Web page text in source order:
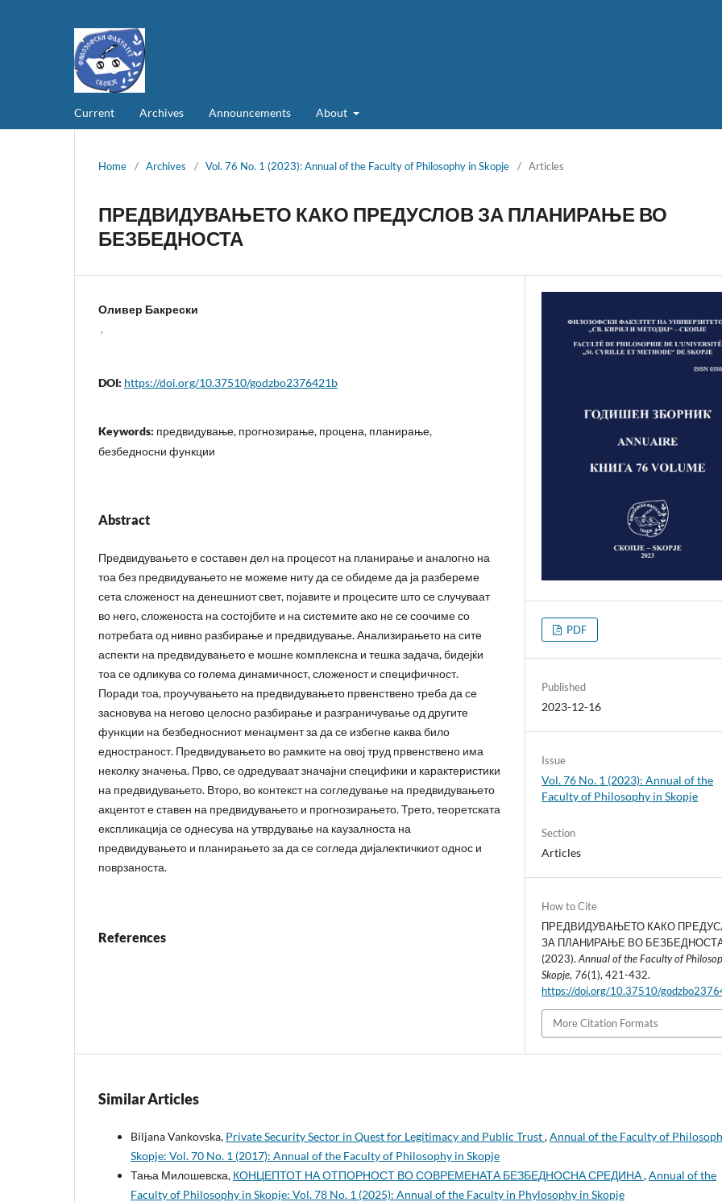
Current Archives Announcements About
Home / Archives / Vol. 76 No. 1 (2023): Annual of the Faculty of Philosophy in Skopje / Articles
ПРЕДВИДУВАЊЕТО КАКО ПРЕДУСЛОВ ЗА ПЛАНИРАЊЕ ВО
БЕЗБЕДНОСТА
Оливер Бакрески
,
DOI: https://doi.org/10.37510/godzbo2376421b
Keywords: предвидување, прогнозирање, процена, планирање,
безбедносни функции
Abstract
Предвидувањето е составен дел на процесот на планирање и аналогно на
тоа без предвидувањето не можеме ниту да се обидеме да ја разбереме
сета сложеност на денешниот свет, појавите и процесите што се случуваат
во него, сложеноста на состојбите и на системите ако не се соочиме со
потребата од нивно разбирање и предвидување. Анализирањето на сите
аспекти на предвидувањето е мошне комплексна и тешка задача, бидејќи
тоа се одликува со голема динамичност, сложеност и специфичност.
Поради тоа, проучувањето на предвидувањето првенствено треба да се
засновува на негово целосно разбирање и разграничување од другите
функции на безбедносниот менаџмент за да се избегне каква било
едностраност. Предвидувањето во рамките на овој труд првенствено има
неколку значења. Прво, се одредуваат значајни специфики и карактеристики
на предвидувањето. Второ, во контекст на согледување на предвидувањето
акцентот е ставен на предвидувањето и прогнозирањето. Трето, теоретската
експликација се однесува на утврдување на каузалноста на
предвидувањето и планирањето за да се согледа дијалектичкиот однос и
поврзаноста.
References
PDF
Published
2023-12-16
Issue
Vol. 76 No. 1 (2023): Annual of the
Faculty of Philosophy in Skopje
Section
Articles
How to Cite
ПРЕДВИДУВАЊЕТО КАКО
ЗА ПЛАНИРАЊЕ ВО
(2023).Annual of the Faculty of
Skopje, 76(1), 421-432.
https://doi.org/10.37510/
More Citation Formats
Similar Articles
Biljana Vankovska, Private Security Sector in Quest for Legitimacy and Public Trust,Annual of the Faculty of
Skopje: Vol. 70 No. 1 (2017): Annual of the Faculty of Philosophy in Skopje
Тања Милошевска, КОНЦЕПТОТ НА ОТПОРНОСТ ВО СОВРЕМЕНАТА БЕЗБЕДНОСНА СРЕДИНА,Annual of the
Faculty of Philosophy in Skopje: Vol. 78 No. 1 (2025): Annual of the Faculty in Phylosophy in Skopje